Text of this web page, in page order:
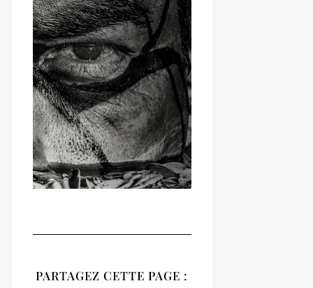
NATIVES
Notre recueil 2020
PARTAGEZ CETTE PAGE :